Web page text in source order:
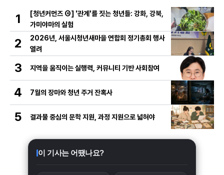
1
[청년커먼즈 ④] '관계'를 짓는 청년들: 강화, 강북,
가미야마의 실험
2
2026년, 서울시청년새마을 연합회 정기총회 행사
열려
3 지역을 움직이는 실행력, 커뮤니티 기반 사회참여
4 7월의 장마와 청년 주거 잔혹사
5 결과물 중심의 문학 지원, 과정 지원으로 넓혀야
이 기사는 어땠나요?